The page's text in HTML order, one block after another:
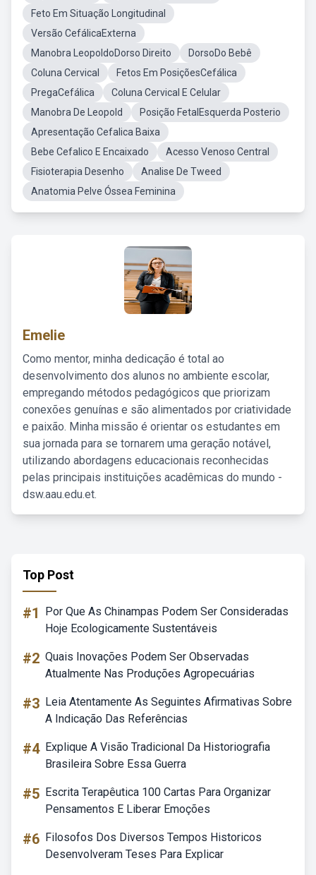
Feto Em Situação Longitudinal
Versão CefálicaExterna
Manobra LeopoldoDorso Direito
DorsoDo Bebê
Coluna Cervical
Fetos Em PosiçõesCefálica
PregaCefálica
Coluna Cervical E Celular
Manobra De Leopold
Posição FetalEsquerda Posterio
Apresentação Cefalica Baixa
Bebe Cefalico E Encaixado
Acesso Venoso Central
Fisioterapia Desenho
Analise De Tweed
Anatomia Pelve Óssea Feminina
Emelie
Como mentor, minha dedicação é total ao
desenvolvimento dos alunos no ambiente escolar,
empregando métodos pedagógicos que priorizam
conexões genuínas e são alimentados por criatividade
e paixão. Minha missão é orientar os estudantes em
sua jornada para se tornarem uma geração notável,
utilizando abordagens educacionais reconhecidas
pelas principais instituições acadêmicas do mundo -
dsw.aau.edu.et.
Top Post
#1
Por Que As Chinampas Podem Ser Consideradas
Hoje Ecologicamente Sustentáveis
#2 Quais Inovações Podem Ser Observadas
Atualmente Nas Produções Agropecuárias
#3 Leia Atentamente As Seguintes Afirmativas Sobre
A Indicação Das Referências
#4 Explique A Visão Tradicional Da Historiografia
Brasileira Sobre Essa Guerra
#5 Escrita Terapêutica 100 Cartas Para Organizar
Pensamentos E Liberar Emoções
#6 Filosofos Dos Diversos Tempos Historicos
Desenvolveram Teses Para Explicar